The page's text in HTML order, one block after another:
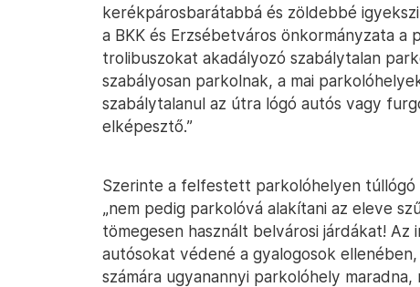
kerékpárosbarátabbá és zöldebbé
a BKK és Erzsébetváros önkormányzata a
trolibuszokat akadályozó szabálytalan
szabályosan parkolnak, a mai
szabálytalanul az útra lógó autós vagy
elképesztő.”
Szerinte a felfestett parkolóhelyen
„nem pedig parkolóvá alakítani az eleve
tömegesen használt belvárosi járdákat!
autósokat védené a gyalogosok
számára ugyanannyi parkolóhely